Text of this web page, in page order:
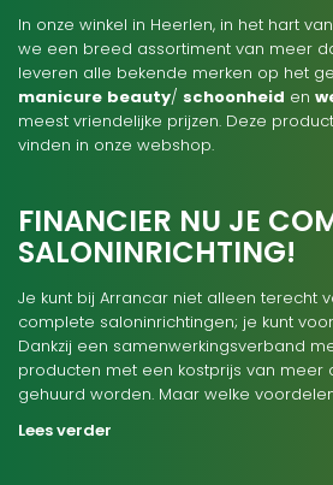
In onze winkel in Heerlen, in het hart
we een breed assortiment van meer
leveren alle bekende merken op het
manicure beauty/ schoonheid en
meest vriendelijke prijzen. Deze
vinden in onze webshop.
FINANCIER NU JE
SALONINRICHTING!
Je kunt bij Arrancar niet alleen terecht
complete saloninrichtingen; je kunt
Dankzij een samenwerkingsverband
producten met een kostprijs van meer
gehuurd worden. Maar welke
Lees verder